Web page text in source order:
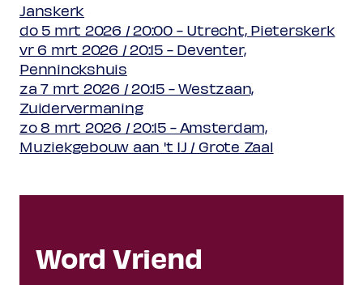
Janskerk
do 5 mrt 2026 / 20:00 - Utrecht, Pieterskerk
vr 6 mrt 2026 / 20:15 - Deventer,
Penninckshuis
za 7 mrt 2026 / 20:15 - Westzaan,
Zuidervermaning
zo 8 mrt 2026 / 20:15 - Amsterdam,
Muziekgebouw aan 't IJ / Grote Zaal
Word Vriend